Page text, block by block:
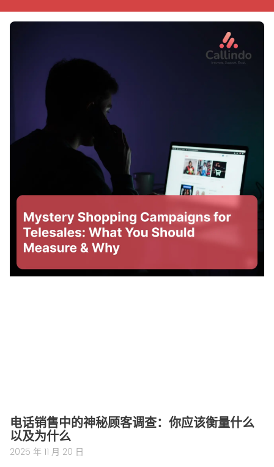
电话销售中的神秘顾客调查：你应该衡量什么
以及为什么
2025 年 11 月 20 日